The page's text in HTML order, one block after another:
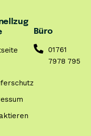
Büro
01761
7978 795